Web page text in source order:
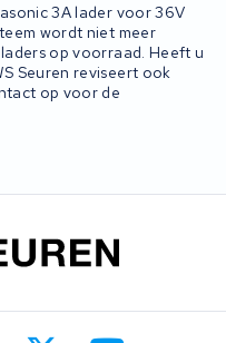
3A lader voor 36V
wordt niet meer
op voorraad. Heeft u
Seuren reviseert ook
op voor de